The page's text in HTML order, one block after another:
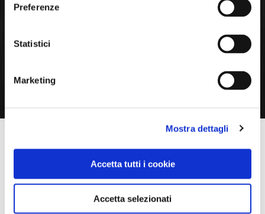
Preferenze
Statistici
Marketing
Mostra dettagli
Accetta tutti i cookie
Accetta selezionati